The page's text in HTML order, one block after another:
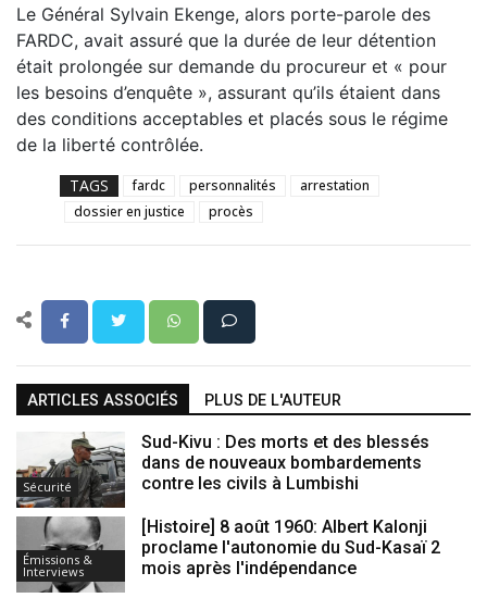
Le Général Sylvain Ekenge, alors porte-parole des
FARDC, avait assuré que la durée de leur détention
était prolongée sur demande du procureur et « pour
les besoins d’enquête », assurant qu’ils étaient dans
des conditions acceptables et placés sous le régime
de la liberté contrôlée.
TAGS fardc personnalités
arrestation
dossier en justice
procès
ARTICLES ASSOCIÉS PLUS DE L'AUTEUR
Sécurité
Sud-Kivu : Des morts et des blessés
dans de nouveaux bombardements
contre les civils à Lumbishi
Émissions &
Interviews
[Histoire] 8 août 1960: Albert Kalonji
proclame l'autonomie du Sud-Kasaï 2
mois après l'indépendance